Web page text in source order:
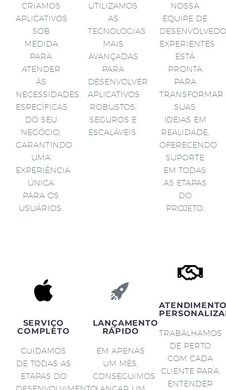
CRIAMOS
APLICATIVOS
SOB
MEDIDA
PARA
ATENDER
ÀS
NECESSIDADES
ESPECÍFICAS
DO SEU
NEGÓCIO,
GARANTINDO
UMA
EXPERIÊNCIA
ÚNICA
PARA OS
USUÁRIOS.
UTILIZAMOS
AS
TECNOLOGIAS
MAIS
AVANÇADAS
PARA
DESENVOLVER
APLICATIVOS
ROBUSTOS,
SEGUROS E
ESCALÁVEIS.
NOSSA
EQUIPE DE
EXPERIENTES
ESTÁ
PRONTA
PARA
TRANSFORMAR
SUAS
IDEIAS EM
REALIDADE,
OFERECENDO
SUPORTE
EM TODAS
AS ETAPAS
DO
PROJETO.
SERVIÇO
COMPLETO
CUIDAMOS
DE TODAS AS
ETAPAS DO
LANÇAMENTO
RÁPIDO
EM APENAS
UM MÊS,
CONSEGUIMOS
TRABALHAMOS
DE PERTO
COM CADA
CLIENTE PARA
ENTENDER